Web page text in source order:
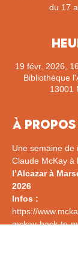
du 17
19 févr. 2026,
Bibliothèque
13001
À propos
Une semaine de
Claude McKay à
l’Alcazar à
2026
Infos :
https://
mckay-back-to-